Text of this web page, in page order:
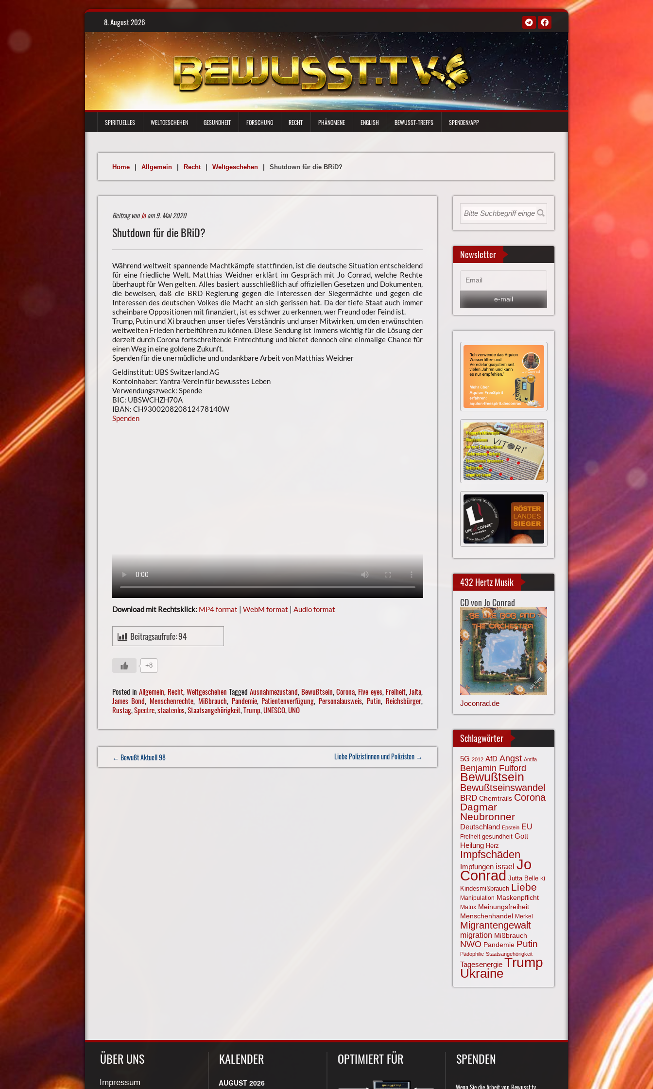
Skip
content
8. August 2026
SPIRITUELLES WELTGESCHEHEN GESUNDHEIT FORSCHUNG RECHT PHÄNOMENE ENGLISH BEWUSST-TREFFS SPENDEN/APP
Home Allgemein Recht Weltgeschehen Shutdown für die BRiD?
Beitrag vonJoam 9. Mai 2020
Shutdown für die BRiD?
Während weltweit spannende Machtkämpfe stattfinden, ist die deutsche Situation entscheidend
für eine friedliche Welt. Matthias Weidner erklärt im Gespräch mit Jo Conrad, welche Rechte
überhaupt für Wen gelten. Alles basiert ausschließlich auf offiziellen Gesetzen und Dokumenten,
die beweisen, daß die BRD Regierung gegen die Interessen der Siegermächte und gegen die
Interessen des deutschen Volkes die Macht an sich gerissen hat. Da der tiefe Staat auch immer
scheinbare Oppositionen mit finanziert, ist es schwer zu erkennen, wer Freund oder Feind ist.
Trump, Putin und Xi brauchen unser tiefes Verständnis und unser Mitwirken, um den erwünschten
weltweiten Frieden herbeiführen zu können. Diese Sendung ist immens wichtig für die Lösung der
derzeit durch Corona fortschreitende Entrechtung und bietet dennoch eine einmalige Chance für
einen Weg in eine goldene Zukunft.
Spenden für die unermüdliche und undankbare Arbeit von Matthias Weidner
Geldinstitut: UBS Switzerland AG
Kontoinhaber: Yantra-Verein für bewusstes Leben
Verwendungszweck: Spende
BIC: UBSWCHZH70A
IBAN: CH930020820812478140W
Spenden
Download mit Rechtsklick: MP4 format | WebM format | Audio format
Beitragsaufrufe:94
+8
Posted in Allgemein, Recht,Weltgeschehen TaggedAusnahmezustand, Bewußtsein,Corona, Five eyes, Freiheit,Jalta,
James Bond, Menschenrechte, Mißbrauch, Pandemie, Patientenverfügung, Personalausweis, Putin, Reichsbürger,
Rustag,Spectre,staatenlos,Staatsangehörigkeit,Trump,UNESCO,UNO
Post
navigation
← Bewußt Aktuell 98 Liebe Polizistinnen und Polizisten →
Newsletter
432 Hertz Musik
CD von Jo Conrad
Joconrad.de
Schlagwörter
5G 2012 AfD Angst Antifa
Benjamin Fulford
Bewußtsein
Bewußtseinswandel
BRD Chemtrails Corona
Dagmar
Neubronner
Deutschland Epstein EU
Freiheit gesundheit Gott
Heilung Herz
Impfschäden
Impfungen israel Jo
Conrad Jutta Belle KI
Kindesmißbrauch Liebe
Manipulation Maskenpflicht
Matrix Meinungsfreiheit
Menschenhandel Merkel
Migrantengewalt
migration Mißbrauch
NWO Pandemie Putin
Pädophilie Staatsangehörigkeit
Tagesenergie Trump
Ukraine
ÜBER UNS
Impressum
KALENDER
AUGUST 2026
OPTIMIERT FÜR SPENDEN
Wenn Sie die Arbeit von Bewusst.tv